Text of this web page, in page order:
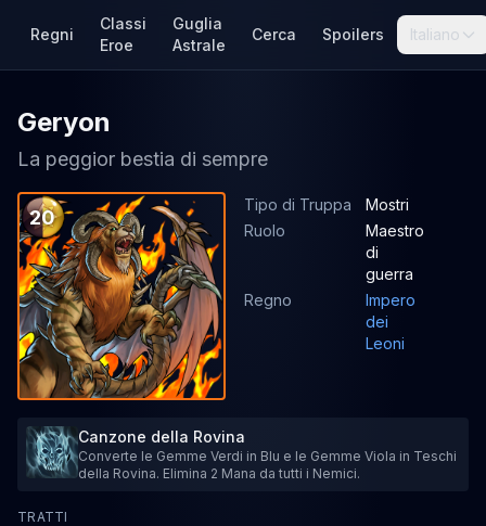
Regni
Classi
Eroe
Guglia
Astrale
Cerca Spoilers Italiano
Geryon
La peggior bestia di sempre
20
Tipo di Truppa
Mostri
Ruolo
Maestro
di
guerra
Regno
Impero
dei
Leoni
Canzone della Rovina
Converte le Gemme Verdi in Blu e le Gemme Viola in Teschi
della Rovina. Elimina 2 Mana da tutti i Nemici.
TRATTI